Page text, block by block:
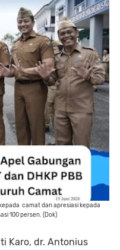
camat dan apresiasi kepada
100 persen. (Dok)
Karo, dr. Antonius